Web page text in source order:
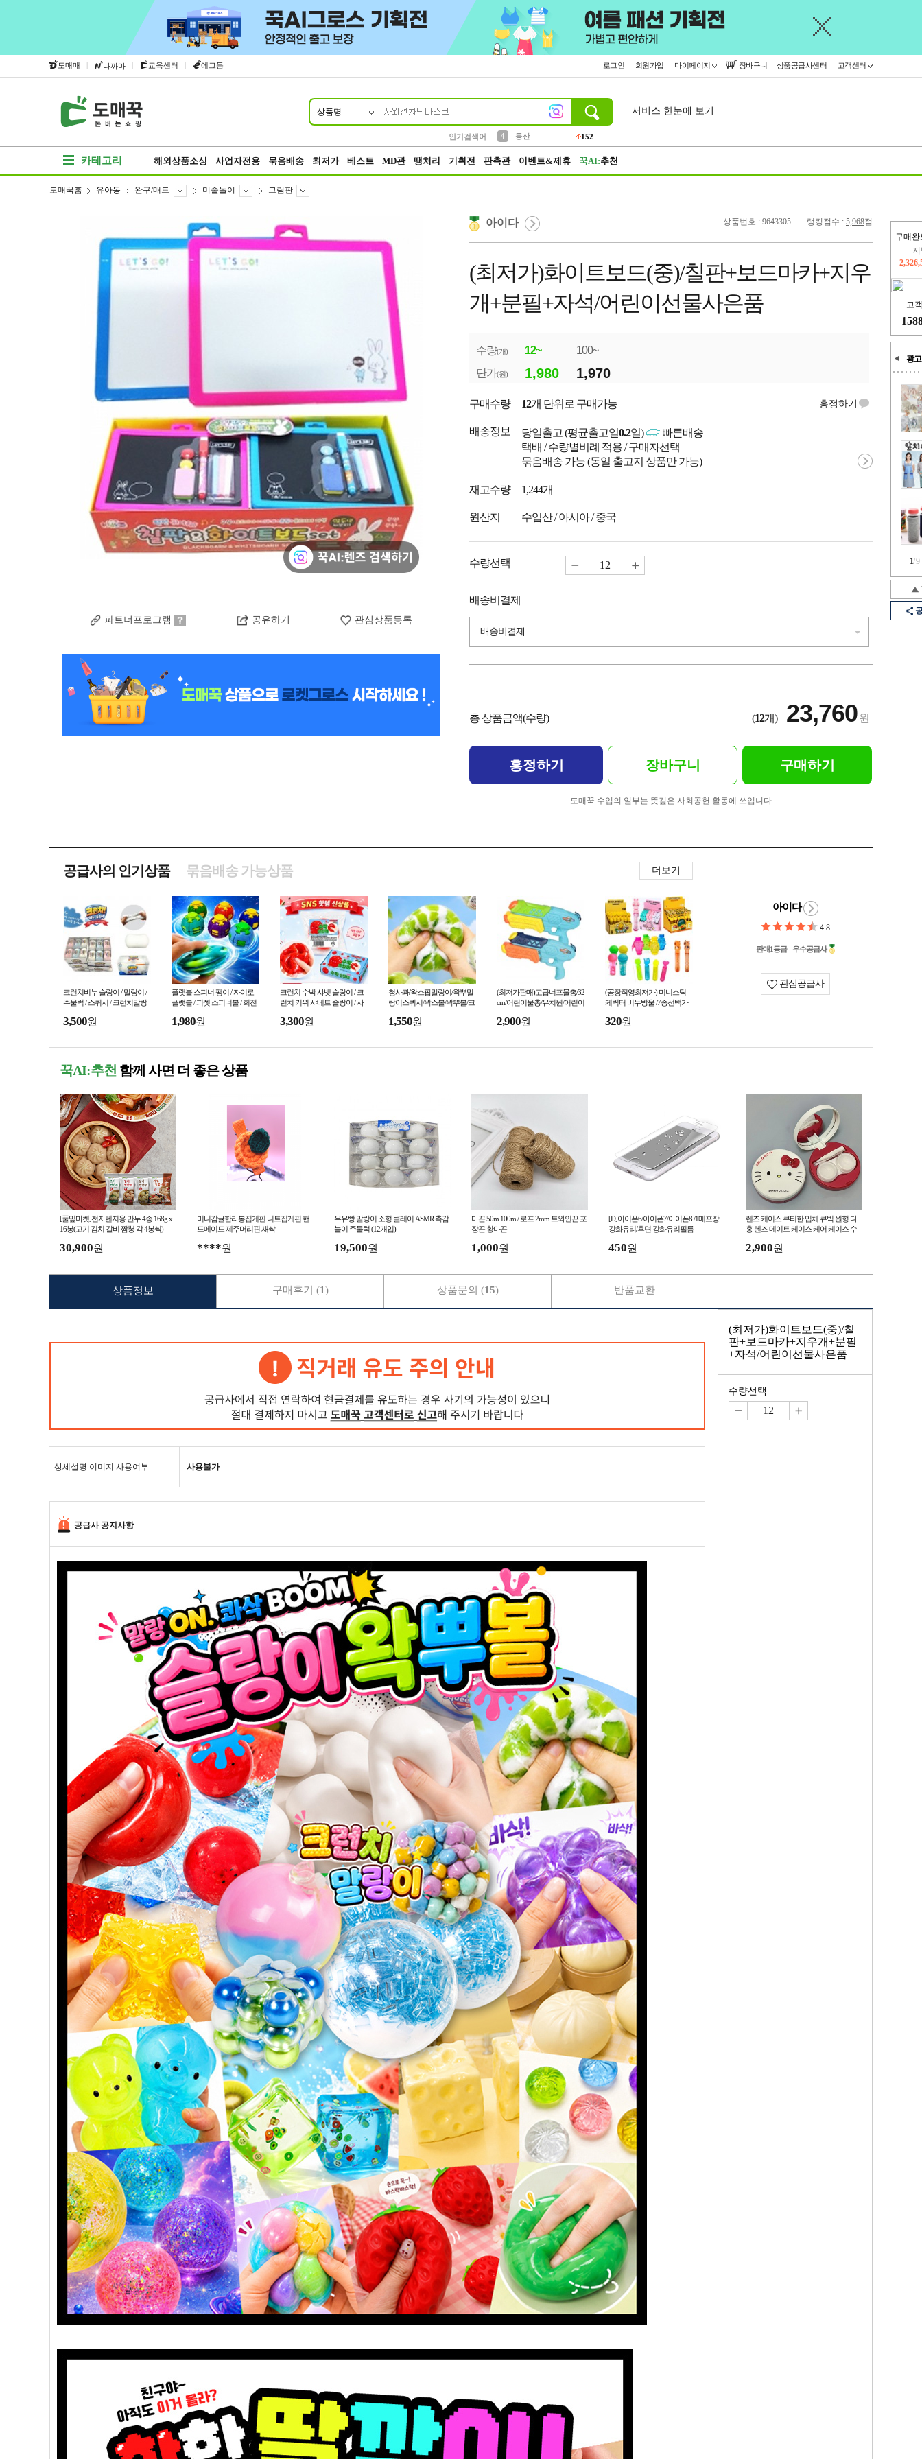
도매매 | 나까마 | 교육센터 | 에그돔 로그인 회원가입 마이페이지 장바구니 상품공급사센터 고객센터
상품명
인기검색어
4
등산
152
서비스 한눈에 보기
카테고리 해외상품소싱 사업자전용 묶음배송 최저가 베스트 MD관 땡처리 기획전 판촉관 이벤트&제휴 꾹AI:추천
구매완
고
광고
1/9
도매꾹홈 유아동 완구/매트 미술놀이 그림판
파트너프로그램 공유하기 관심상품등록
상품번호 : 9643305 랭킹점수 : 5,968점
아이다
(최저가)화이트보드(중)/칠판+보드마카+지우
개+분필+자석/어린이선물사은품
수량(개) 12~
100~
단가(원) 1,980 1,970
구매수량 12개 단위로 구매가능 흥정하기
배송정보 당일출고 (평균출고일0.2일)
빠른배송
택배 / 수량별비례 적용 / 구매자선택
묶음배송 가능 (동일 출고지 상품만 가능)
재고수량 1,244개
원산지 수입산 / 아시아 / 중국
수량선택
배송비결제
배송비결제
총 상품금액(수량) (12개) 23,760원
흥정하기 장바구니 구매하기
도매꾹 수입의 일부는 뜻깊은 사회공헌 활동에 쓰입니다
공급사의 인기상품 더보기
묶음배송 가능상품
크런치비누 슬랑이 / 말랑이 /
주물럭 / 스퀴시 / 크런치말랑
젯토이
3,500원
플랫볼 스피너 팽이 / 자이로
플랫볼 / 피젯 스피너볼 / 회전
1,980원
크런치 수박 샤벳 슬랑이 / 크
런치 키위 샤베트 슬랑이 / 사
3,300원
청사과/왁스팝말랑이/왁뿌말
랑이스퀴시/왁스볼/왁뿌볼/크
크림 말랑이
1,550원
(최저가판매)고급너프물총/32
cm/어린이물총/유치원/어린이
2,900원
(공장직영최저가) 미니스틱
케릭터 비누방울 /7종선택가
비눗방울 /여름/kc인증
320원
아이다
4.8
판매1등급 우수공급사
관심공급사
꾹AI:추천 함께 사면 더 좋은 상품
[풀잎마켓]전자렌지용 만두 4종 168g x
16봉(고기 김치 갈비 짬뽕 각 4봉씩)
30,900원
미니감귤한라봉집게핀 니트집게핀 핸
드메이드 제주머리핀 새싹
****원
우유빵 말랑이 소형 클레이 ASMR 촉감
놀이 주물럭 (12개입)
19,500원
마끈 50m 100m / 로프 2mm 트와인끈 포
장끈 황마끈
1,000원
[D]아이폰6/아이폰7/아이폰8 /1매포장
강화유리/후면 강화유리필름
450원
렌즈 케이스 큐티한 입체 큐빅 원형 다
홍 렌즈 메이트 케이스 케어 케이스 수
2,900원
상세설명 이미지 사용여부 사용불가
공급사 공지사항
상품정보 구매후기 (1) 상품문의 (15) 반품교환
(최저가)화이트보드(중)/칠
판+보드마카+지우개+분필
+자석/어린이선물사은품
수량선택